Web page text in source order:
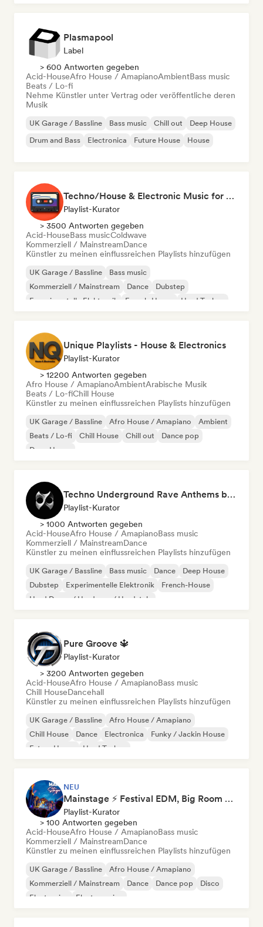
Plasmapool
Label
> 600 Antworten gegeben
Acid-HouseAfro House / AmapianoAmbientBass music
Beats / Lo-fi
Nehme Künstler unter Vertrag oder veröffentliche deren
Musik
UK Garage / Bassline Bass music Chill out
Deep House
Drum and Bass
Electronica Future House House
Techno/House & Electronic Music for Svea Playlists
Playlist-Kurator
> 3500 Antworten gegeben
Acid-HouseBass musicColdwave
Kommerziell / MainstreamDance
Künstler zu meinen einflussreichen Playlists hinzufügen
UK Garage / Bassline
Bass music
Kommerziell / Mainstream
Dance
Dubstep
Experimentelle Elektronik
French-House Hard Techno
Unique Playlists - House & Electronics
Playlist-Kurator
> 12200 Antworten gegeben
Afro House / AmapianoAmbientArabische Musik
Beats / Lo-fiChill House
Künstler zu meinen einflussreichen Playlists hinzufügen
UK Garage / Bassline Afro House / Amapiano
Ambient
Beats / Lo-fi
Chill House Chill out
Dance pop
Deep House
Techno Underground Rave Anthems by Orphium
Playlist-Kurator
> 1000 Antworten gegeben
Acid-HouseAfro House / AmapianoBass music
Kommerziell / MainstreamDance
Künstler zu meinen einflussreichen Playlists hinzufügen
UK Garage / Bassline Bass music Dance
Deep House
Dubstep
Experimentelle Elektronik
French-House
Hard Dance / Hardcore / Hardstyle
Pure Groove 🔱
Playlist-Kurator
> 3200 Antworten gegeben
Acid-HouseAfro House / AmapianoBass music
Chill HouseDancehall
Künstler zu meinen einflussreichen Playlists hinzufügen
UK Garage / Bassline
Afro House / Amapiano
Chill House
Dance Electronica
Funky / Jackin House
Future House
Hard Techno
NEU
Mainstage ⚡ Festival EDM, Big Room & House Anthems
Playlist-Kurator
> 100 Antworten gegeben
Acid-HouseAfro House / AmapianoBass music
Kommerziell / MainstreamDance
Künstler zu meinen einflussreichen Playlists hinzufügen
UK Garage / Bassline
Afro House / Amapiano
Kommerziell / Mainstream
Dance Dance pop
Disco
Electronica
Electro swing